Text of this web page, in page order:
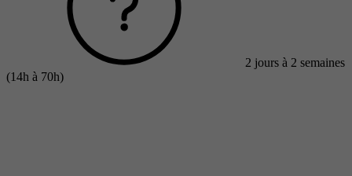
2 jours à 2 semaines
(14h à 70h)